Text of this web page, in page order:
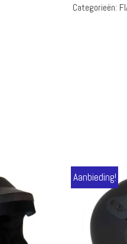
Categorieën:
Aanbieding!